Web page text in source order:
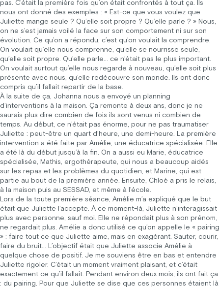
pas. C’était la première fois qu’on était confrontés à tout ça. Ils
nous ont donné des exemples : « Est-ce que vous voulez que
Juliette mange seule ? Qu’elle soit propre ? Qu’elle parle ? » Nous,
on ne s’est jamais voilé la face sur son comportement ni sur son
évolution. Ce qu’on a répondu, c’est qu’on voulait la comprendre.
On voulait qu’elle nous comprenne, qu’elle se nourrisse seule,
qu’elle soit propre. Qu’elle parle… ce n’était pas le plus important.
On voulait surtout qu’elle nous regarde à nouveau, qu’elle soit plus
présente avec nous, qu’elle redécouvre son monde. Ils ont donc
compris qu’il fallait repartir de la base.
À la suite de ça, Johanna nous a envoyé un planning
d’interventions à la maison. Ça remonte à deux ans, donc je ne
saurais plus dire combien de fois ils sont venus ni combien de
temps. Au début, ce n’était pas énorme, pour ne pas traumatiser
Juliette : peut-être un quart d’heure, une demi-heure. La première
intervention a été faite par Amélie, une éducatrice spécialisée. Elle
a été là du début jusqu’à la fin. On a aussi eu Marie, éducatrice
spécialisée, Mathis, ergothérapeute, qui nous a beaucoup aidés
sur les repas et les problèmes du quotidien, et Marine, qui est
partie au bout de la première année. Ensuite, Chloé a pris le relais,
à la maison puis au SESSAD, et même à l’école.
Lors de la toute première séance, Amélie m’a expliqué que le but
était que Juliette l’accepte. À ce moment-là, Juliette n’interagissait
plus avec personne, sauf moi. Elle ne répondait plus à son prénom,
ne regardait plus. Amélie a donc utilisé ce qu’on appelle le « pairing
» : faire tout ce que Juliette aime, mais en exagérant. Sauter, courir,
faire du bruit… L’objectif était que Juliette associe Amélie à
quelque chose de positif. Je me souviens être en bas et entendre
Juliette rigoler. C’était un moment vraiment plaisant, et c’était
exactement ce qu’il fallait. Pendant environ deux mois, ils ont fait ça
: du pairing. Pour que Juliette se dise que ces personnes étaient là